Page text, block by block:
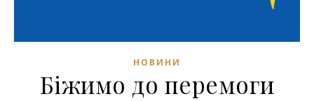
НОВИНИ
Біжимо до перемоги